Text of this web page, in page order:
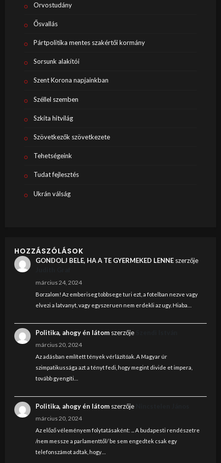
Orvostudány
Ősvallás
Pártpolitika mentes szakértői kormány
Sorsunk alakítói
Szent Korona napjainkban
Széllel szemben
Szkíta hitvilág
Szövetkezők szövetkezete
Tehetségeink
Tudat fejlesztés
Ukrán válság
HOZZÁSZÓLÁSOK
GONDOLJ BELE, HA A TE GYERMEKED LENNEszerzője
március 24, 2024
Borzalom! Az emberiseg tobbsege turi ezt, a fotelban nezve vagy
elvezi a latvanyt, vagy egyszeruen nem erdekli az ugy. Hiaba…
Politika, ahogy én látomszerzője
március 20, 2024
Az adásban említett tények vérlázítóak. A Magyar úr
szimpatikussága azt a tényt fedi, hogy megint divide et impera,
tovább gyengíti…
Politika, ahogy én látomszerzője
március 20, 2024
Az előző véleményem folytatásaként: ... A budapesti rendészetre
/nem messze a parlamenttől/ be sem engedtek csak egy
telefonszámot adtak, hogy…